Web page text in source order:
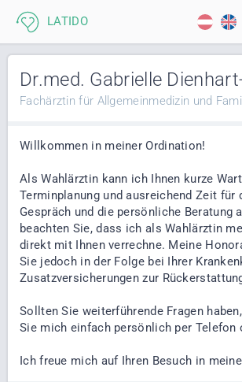
Dr.med. Gabrielle
Fachärztin für Allgemeinmedizin und
Willkommen in meiner Ordination!
Als Wahlärztin kann ich Ihnen kurze
Terminplanung und ausreichend Zeit für
Gespräch und die persönliche Beratung
beachten Sie, dass ich als Wahlärztin
direkt mit Ihnen verrechne. Meine
Sie jedoch in der Folge bei Ihrer
Zusatzversicherungen zur
Sollten Sie weiterführende Fragen
Sie mich einfach persönlich per Telefon
Ich freue mich auf Ihren Besuch in